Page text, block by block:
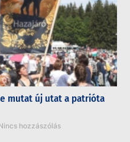
mutat új utat a patrióta
hozzászólás